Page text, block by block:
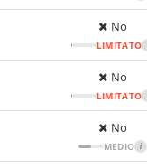
No
LIMITATO
No
LIMITATO
No
MEDIO i